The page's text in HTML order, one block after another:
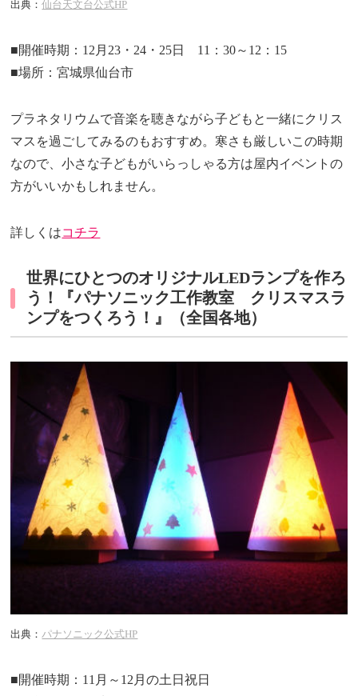
出典：仙台天文台公式HP
■開催時期：12月23・24・25日 11：30～12：15
■場所：宮城県仙台市
プラネタリウムで音楽を聴きながら子どもと一緒にクリス
マスを過ごしてみるのもおすすめ。寒さも厳しいこの時期
なので、小さな子どもがいらっしゃる方は屋内イベントの
方がいいかもしれません。
詳しくはコチラ
世界にひとつのオリジナルLEDランプを作ろ
う！『パナソニック工作教室 クリスマスラ
ンプをつくろう！』（全国各地）
出典：パナソニック公式HP
■開催時期：11月～12月の土日祝日